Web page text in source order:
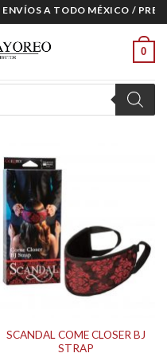
ENVÍOS A TODO MÉXICO /
0
SCANDAL COME CLOSER BJ
STRAP